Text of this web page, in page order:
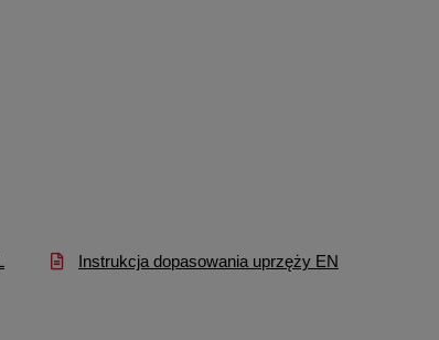
Instrukcja dopasowania uprzęży EN